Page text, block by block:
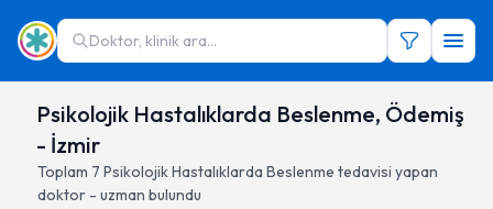
Doktor, klinik ara...
Psikolojik Hastalıklarda Beslenme, Ödemiş
- İzmir
Toplam 7 Psikolojik Hastalıklarda Beslenme tedavisi yapan
doktor - uzman bulundu